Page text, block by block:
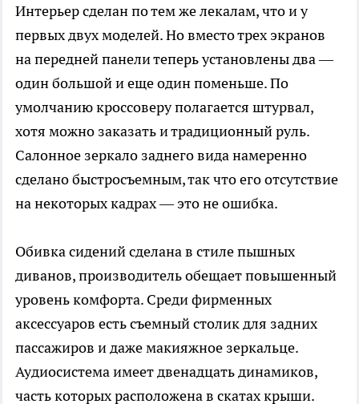
Интерьер сделан по тем же лекалам, что и у
первых двух моделей. Но вместо трех экранов
на передней панели теперь установлены два —
один большой и еще один поменьше. По
умолчанию кроссоверу полагается штурвал,
хотя можно заказать и традиционный руль.
Салонное зеркало заднего вида намеренно
сделано быстросъемным, так что его отсутствие
на некоторых кадрах — это не ошибка.
Обивка сидений сделана в стиле пышных
диванов, производитель обещает повышенный
уровень комфорта. Среди фирменных
аксессуаров есть съемный столик для задних
пассажиров и даже макияжное зеркальце.
Аудиосистема имеет двенадцать динамиков,
часть которых расположена в скатах крыши.